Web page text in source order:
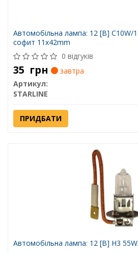
Автомобiльна лампа: 12 [В] C10W/
софит 11x42mm
0 відгуків
35 грн
завтра
Артикул:
STARLINE
ПРИДБАТИ
Автомобiльна лампа: 12 [В] H3